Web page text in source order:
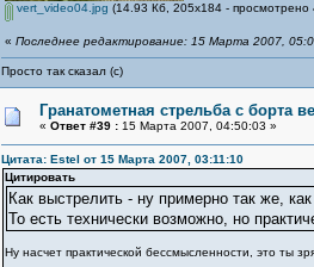
vert_video04.jpg (14.93 Кб, 205x184 - просмотрено
« Последнее редактирование: 15 Марта 2007,
Просто так сказал (с)
Гранатометная стрельба с борта
« Ответ #39 :15 Марта 2007, 04:50:03 »
Цитата: Estel от 15 Марта 2007, 03:11:10
Цитировать
Как выстрелить - ну примерно так же,
То есть технически возможно, но
Ну насчет практической бессмысленности, это ты